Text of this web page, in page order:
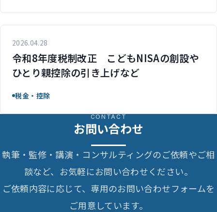
2026.04.28
令和8年度税制改正 こどもNISAの創設や
ひとり親控除の引き上げなど
税金・控除
CONTACT
お問い合わせ
執筆・監修・講演・コンサルティングのご依頼やご相
談など、お気軽にお問い合わせください。
ご依頼内容に応じて、専用のお問い合わせフォームを
ご用意しています。